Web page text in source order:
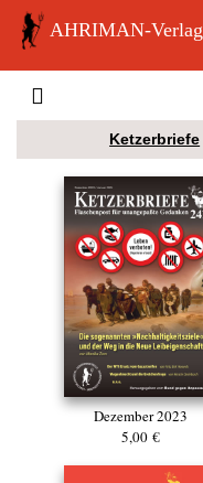
AHRIMAN-Verlag
Ketzerbriefe
Dezember 2023
5,00 €